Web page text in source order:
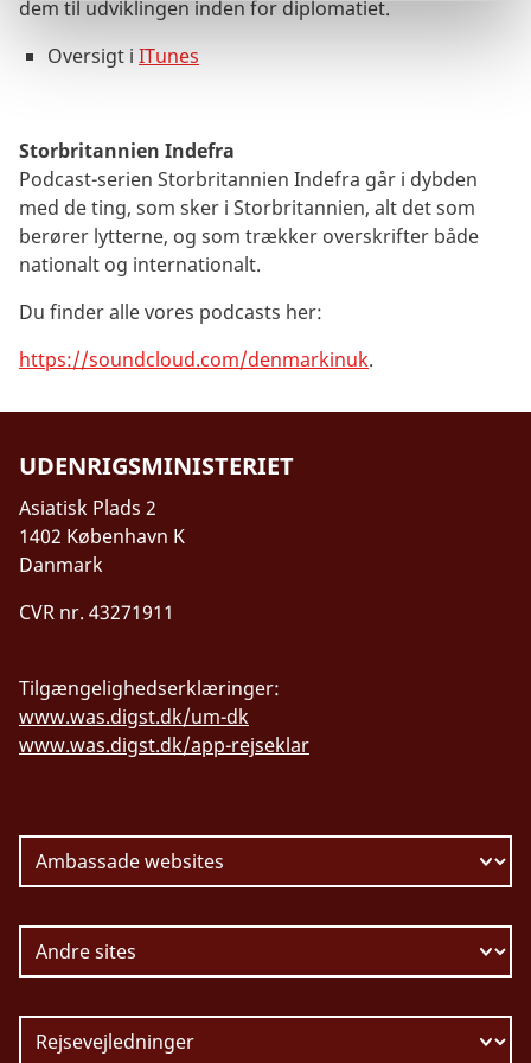
dem til udviklingen inden for diplomatiet.
Oversigt i ITunes
Storbritannien Indefra
Podcast-serien Storbritannien Indefra går i dybden
med de ting, som sker i Storbritannien, alt det som
berører lytterne, og som trækker overskrifter både
nationalt og internationalt.
Du finder alle vores podcasts her:
https://soundcloud.com/denmarkinuk.
UDENRIGSMINISTERIET
Asiatisk Plads 2
1402 København K
Danmark
CVR nr. 43271911
Tilgængelighedserklæringer:
www.was.digst.dk/um-dk
www.was.digst.dk/app-rejseklar